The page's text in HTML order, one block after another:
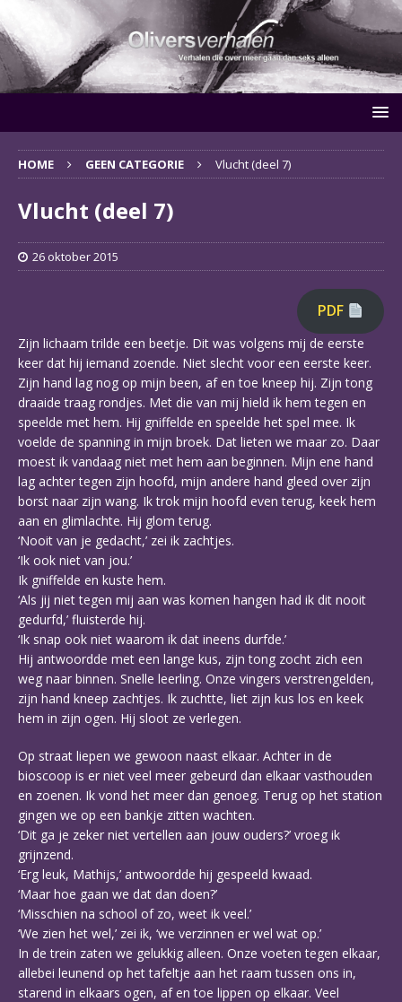
HOME GEEN CATEGORIE Vlucht (deel 7)
Vlucht (deel 7)
26 oktober 2015
PDF
Zijn lichaam trilde een beetje. Dit was volgens mij de eerste
keer dat hij iemand zoende. Niet slecht voor een eerste keer.
Zijn hand lag nog op mijn been, af en toe kneep hij. Zijn tong
draaide traag rondjes. Met die van mij hield ik hem tegen en
speelde met hem. Hij gniffelde en speelde het spel mee. Ik
voelde de spanning in mijn broek. Dat lieten we maar zo. Daar
moest ik vandaag niet met hem aan beginnen. Mijn ene hand
lag achter tegen zijn hoofd, mijn andere hand gleed over zijn
borst naar zijn wang. Ik trok mijn hoofd even terug, keek hem
aan en glimlachte. Hij glom terug.
‘Nooit van je gedacht,’ zei ik zachtjes.
‘Ik ook niet van jou.’
Ik gniffelde en kuste hem.
‘Als jij niet tegen mij aan was komen hangen had ik dit nooit
gedurfd,’ fluisterde hij.
‘Ik snap ook niet waarom ik dat ineens durfde.’
Hij antwoordde met een lange kus, zijn tong zocht zich een
weg naar binnen. Snelle leerling. Onze vingers verstrengelden,
zijn hand kneep zachtjes. Ik zuchtte, liet zijn kus los en keek
hem in zijn ogen. Hij sloot ze verlegen.
Op straat liepen we gewoon naast elkaar. Achter in de
bioscoop is er niet veel meer gebeurd dan elkaar vasthouden
en zoenen. Ik vond het meer dan genoeg. Terug op het station
gingen we op een bankje zitten wachten.
‘Dit ga je zeker niet vertellen aan jouw ouders?’ vroeg ik
grijnzend.
‘Erg leuk, Mathijs,’ antwoordde hij gespeeld kwaad.
‘Maar hoe gaan we dat dan doen?’
‘Misschien na school of zo, weet ik veel.’
‘We zien het wel,’ zei ik, ‘we verzinnen er wel wat op.’
In de trein zaten we gelukkig alleen. Onze voeten tegen elkaar,
allebei leunend op het tafeltje aan het raam tussen ons in,
starend in elkaars ogen, af en toe lippen op elkaar. Veel